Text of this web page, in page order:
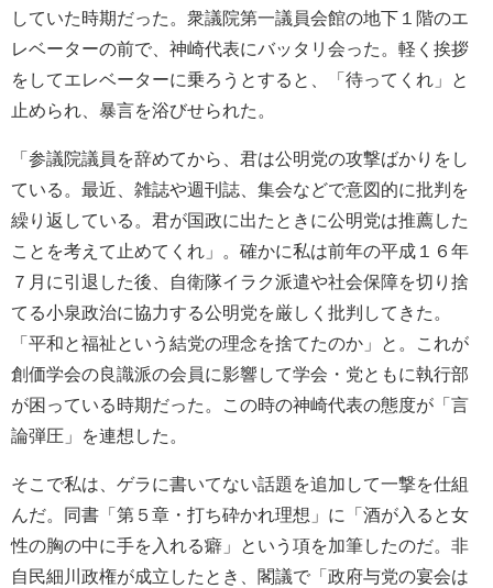
していた時期だった。衆議院第一議員会館の地下１階のエ
レベーターの前で、神崎代表にバッタリ会った。軽く挨拶
をしてエレベーターに乗ろうとすると、「待ってくれ」と
止められ、暴言を浴びせられた。
「参議院議員を辞めてから、君は公明党の攻撃ばかりをし
ている。最近、雑誌や週刊誌、集会などで意図的に批判を
繰り返している。君が国政に出たときに公明党は推薦した
ことを考えて止めてくれ」。確かに私は前年の平成１６年
７月に引退した後、自衛隊イラク派遣や社会保障を切り捨
てる小泉政治に協力する公明党を厳しく批判してきた。
「平和と福祉という結党の理念を捨てたのか」と。これが
創価学会の良識派の会員に影響して学会・党ともに執行部
が困っている時期だった。この時の神崎代表の態度が「言
論弾圧」を連想した。
そこで私は、ゲラに書いてない話題を追加して一撃を仕組
んだ。同書「第５章・打ち砕かれ理想」に「酒が入ると女
性の胸の中に手を入れる癖」という項を加筆したのだ。非
自民細川政権が成立したとき、閣議で「政府与党の宴会は